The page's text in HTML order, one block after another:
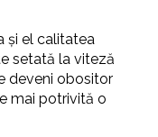
și el calitatea
setată la viteză
deveni obositor
mai potrivită o